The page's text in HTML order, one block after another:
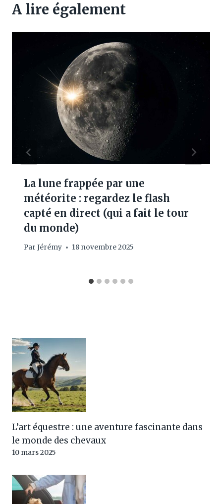
A lire également
La lune frappée par une
météorite : regardez le flash
capté en direct (qui a fait le tour
du monde)
Par Jérémy 18 novembre 2025
L’art équestre : une aventure fascinante dans
le monde des chevaux
10 mars 2025